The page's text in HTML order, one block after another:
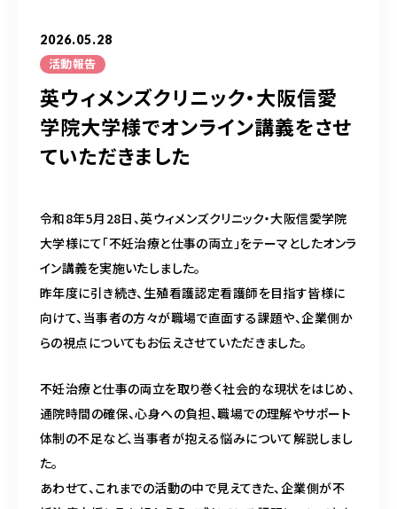
2026.05.28
活動報告
英ウィメンズクリニック・大阪信愛
学院大学様でオンライン講義をさせ
ていただきました
令和8年5月28日、英ウィメンズクリニック・大阪信愛学院
大学様にて「不妊治療と仕事の両立」をテーマとしたオンラ
イン講義を実施いたしました。
昨年度に引き続き、生殖看護認定看護師を目指す皆様に
向けて、当事者の方々が職場で直面する課題や、企業側か
らの視点についてもお伝えさせていただきました。
不妊治療と仕事の両立を取り巻く社会的な現状をはじめ、
通院時間の確保、心身への負担、職場での理解やサポート
体制の不足など、当事者が抱える悩みについて解説しまし
た。
あわせて、これまでの活動の中で見えてきた、企業側が不
営業時間
お問い合わせはこちら